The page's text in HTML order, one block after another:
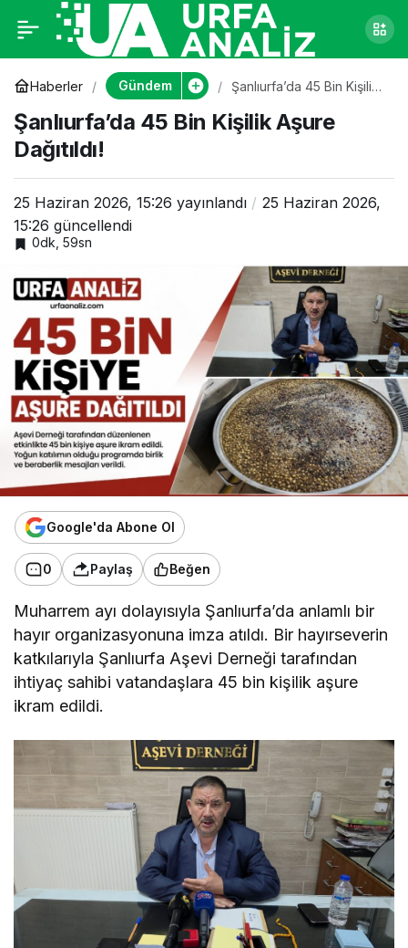
Haberler Gündem
Şanlıurfa’da 45 Bin Kişilik
Şanlıurfa’da 45 Bin Kişilik Aşure
Dağıtıldı!
25 Haziran 2026, 15:26 yayınlandı
25 Haziran 2026,
15:26 güncellendi
0dk, 59sn
Google'da Abone Ol
0 Paylaş Beğen
Muharrem ayı dolayısıyla Şanlıurfa’da anlamlı bir
hayır organizasyonuna imza atıldı. Bir hayırseverin
katkılarıyla Şanlıurfa Aşevi Derneği tarafından
ihtiyaç sahibi vatandaşlara 45 bin kişilik aşure
ikram edildi.
Şanlıurfa’da 45 Bin
Kişilik Aşure Dağıtıldı!
0